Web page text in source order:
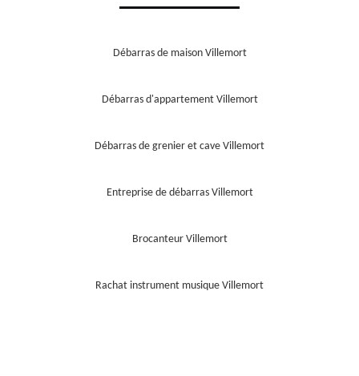
Débarras de maison Villemort
Débarras d'appartement Villemort
Débarras de grenier et cave Villemort
Entreprise de débarras Villemort
Brocanteur Villemort
Rachat instrument musique Villemort